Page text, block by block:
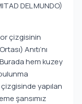
DEL MUNDO)
çizgisinin
Anıtı’nı
hem kuzey
yapılan
şansımız